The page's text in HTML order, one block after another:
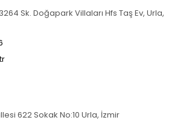
Sk. Doğapark Villaları Hfs Taş Ev, Urla,
622 Sokak No:10 Urla, İzmir